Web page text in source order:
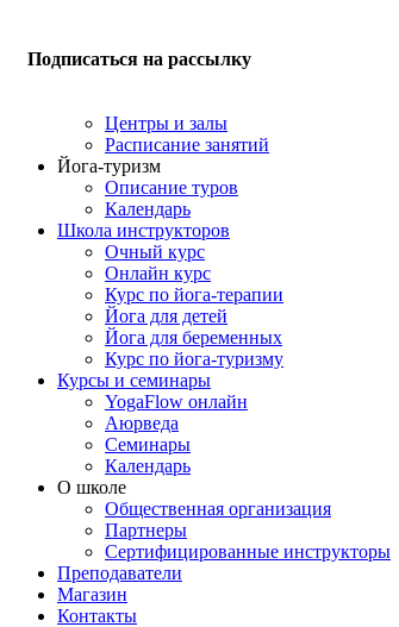
Подписаться на рассылку
Центры и залы
Расписание занятий
Йога-туризм
Описание туров
Календарь
Школа инструкторов
Очный курс
Онлайн курс
Курс по йога-терапии
Йога для детей
Йога для беременных
Курс по йога-туризму
Курсы и семинары
YogaFlow онлайн
Аюрведа
Семинары
Календарь
О школе
Общественная организация
Партнеры
Сертифицированные инструкторы
Преподаватели
Магазин
Контакты